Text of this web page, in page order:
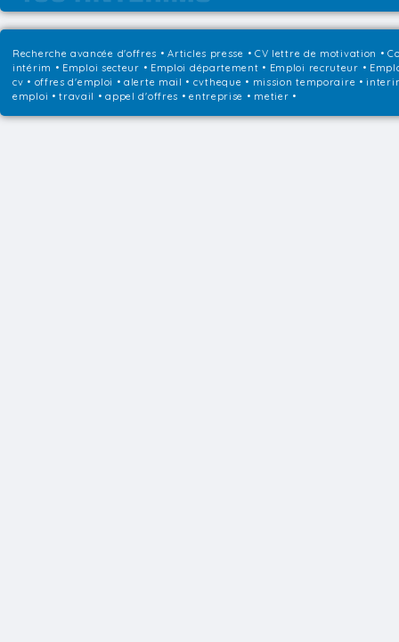
Recherche avancée d'offres •Articles presse • CV lettre de motivation •
intérim • Emploi secteur • Emploi département • Emploi recruteur •
cv • offres d'emploi • alerte mail • cvtheque • mission temporaire •
emploi • travail • appel d'offres • entreprise • metier •